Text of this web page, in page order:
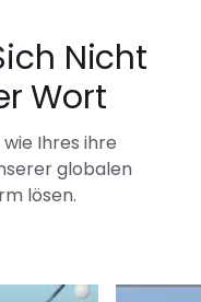
Nicht
Wort
Ihres ihre
globalen
lösen.